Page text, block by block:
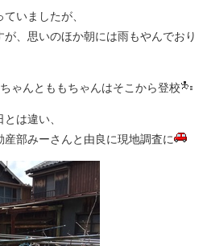
いましたが、
、思いのほか朝には雨もやんでおり
ゃんとももちゃんはそこから登校
は違い、
部みーさんと由良に現地調査に